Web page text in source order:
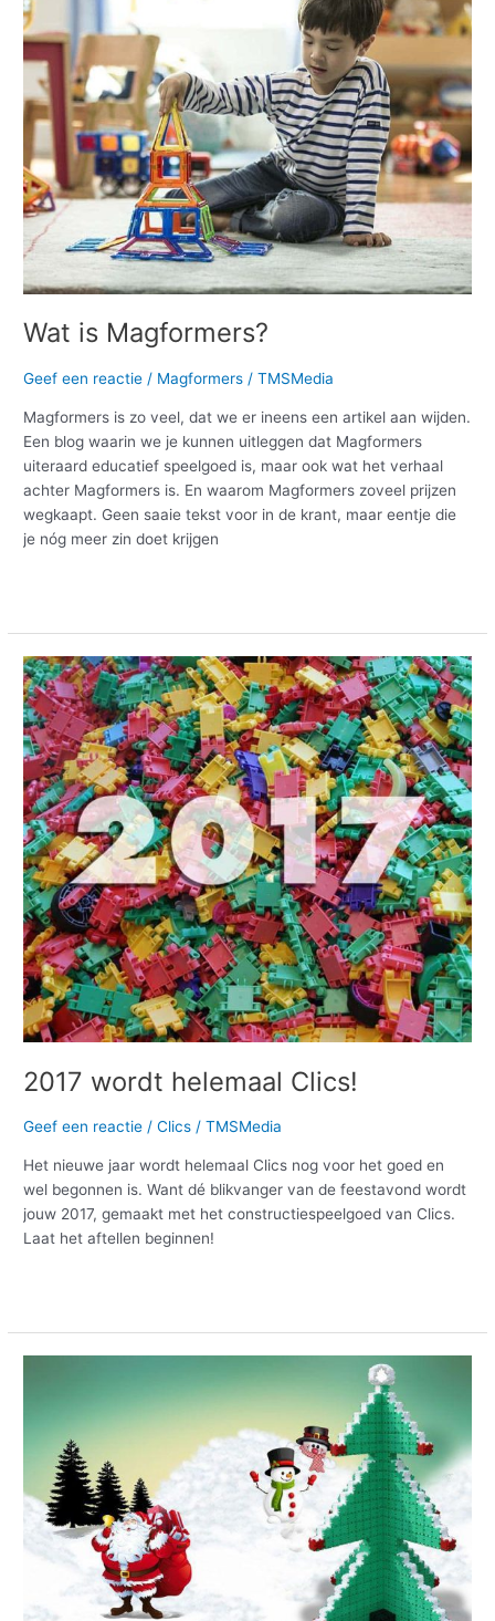
Wat is Magformers?
Geef een reactie / Magformers /TMSMedia
Magformers is zo veel, dat we er ineens een artikel aan wijden.
Een blog waarin we je kunnen uitleggen dat Magformers
uiteraard educatief speelgoed is, maar ook wat het verhaal
achter Magformers is. En waarom Magformers zoveel prijzen
wegkaapt. Geen saaie tekst voor in de krant, maar eentje die
je nóg meer zin doet krijgen
2017 wordt helemaal Clics!
Geef een reactie /Clics /TMSMedia
Het nieuwe jaar wordt helemaal Clics nog voor het goed en
wel begonnen is. Want dé blikvanger van de feestavond wordt
jouw 2017, gemaakt met het constructiespeelgoed van Clics.
Laat het aftellen beginnen!
2017
wordt
helemaal
Clics!
Spielzeug
den
Christbaum!